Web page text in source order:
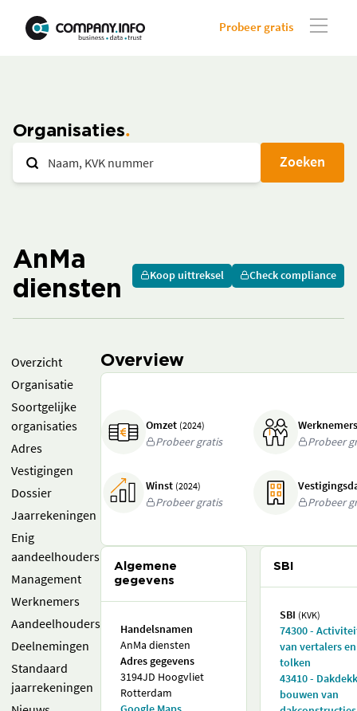
Probeer gratis
Organisaties
Zoeken
AnMa
diensten
Koop uittreksel Check compliance
Overzicht
Organisatie
Soortgelijke
organisaties
Adres
Vestigingen
Dossier
Jaarrekeningen
Enig
aandeelhouders
Management
Werknemers
Aandeelhouders
Deelnemingen
Standaard
jaarrekeningen
Overview
Omzet (2024)
Probeer gratis
Probeer
Winst (2024)
Probeer gratis
Probeer
Algemene
gegevens
Handelsnamen
AnMa diensten
Adres gegevens
3194JD Hoogvliet
Rotterdam
SBI
SBI (KVK)
74300 -
van vertalers en
tolken
43410 -
bouwen van